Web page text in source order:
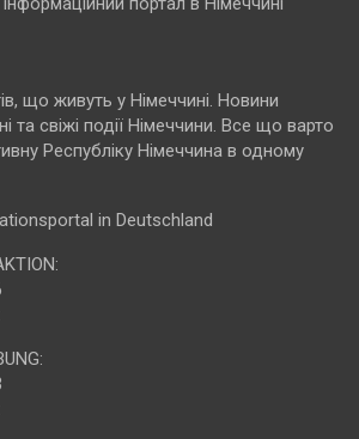
що живуть у Німеччині. Новини
та свіжі події Німеччини. Все що варто
Республіку Німеччина в одному
in Deutschland